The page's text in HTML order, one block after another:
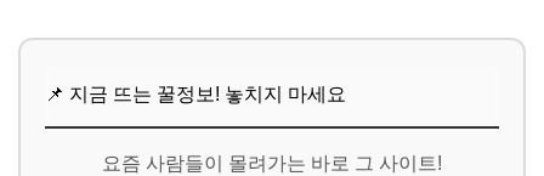
📌 지금 뜨는 꿀정보! 놓치지 마세요
요즘 사람들이 몰려가는 바로 그 사이트!